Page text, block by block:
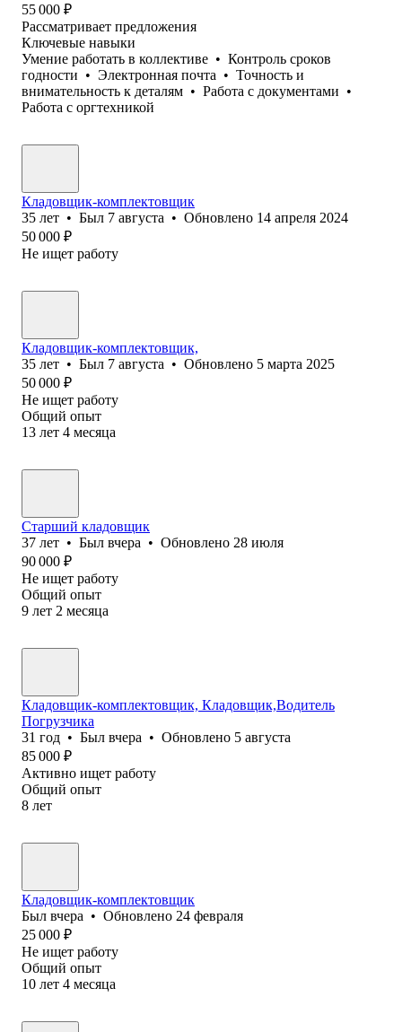
55 000 ₽
Рассматривает предложения
Ключевые навыки
Умение работать в коллективе • Контроль сроков
годности • Электронная почта • Точность и
внимательность к деталям • Работа с документами •
Работа с оргтехникой
Кладовщик-комплектовщик
35 лет • Был 7 августа • Обновлено 14 апреля 2024
50 000 ₽
Не ищет работу
Кладовщик-комплектовщик,
35 лет • Был 7 августа • Обновлено 5 марта 2025
50 000 ₽
Не ищет работу
Общий опыт
13 лет 4 месяца
Старший кладовщик
37 лет • Был вчера • Обновлено 28 июля
90 000 ₽
Не ищет работу
Общий опыт
9 лет 2 месяца
Кладовщик-комплектовщик, Кладовщик,Водитель
Погрузчика
31 год • Был вчера • Обновлено 5 августа
85 000 ₽
Активно ищет работу
Общий опыт
8 лет
Кладовщик-комплектовщик
Был вчера • Обновлено 24 февраля
25 000 ₽
Не ищет работу
Общий опыт
10 лет 4 месяца